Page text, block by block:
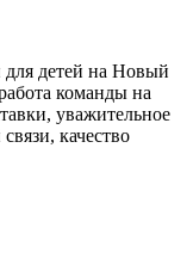
детей на Новый
команды на
уважительное
качество